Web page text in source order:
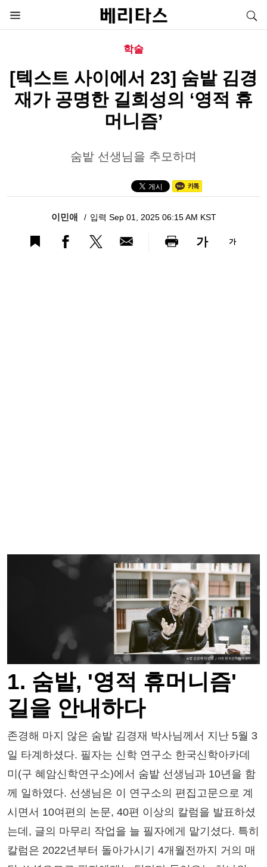
학술
[텍스트 사이에서 23] 숨밭 김경
재가 공명한 길희성의 ‘영적 휴
머니즘’
숨밭 선생님을 추모하며
이민애 입력 Sep 01, 2025 06:15 AM KST
가 가
1. 숨밭, '영적 휴머니즘'
길을 안내하다
존경해 마지 않은 숨밭 김경재 박사님께서 지난 5월 3
일 타계하셨다. 필자는 신학 연구소 한국신학아카데
미(구 혜암신학연구소)에서 숨밭 선생님과 10년을 함
께 일하였다. 선생님은 이 연구소의 편집고문으로 계
시면서 10여편의 논문, 40편 이상의 칼럼을 발표하셨
는데, 글의 마무리 작업을 늘 필자에게 맡기셨다. 특히
칼럼은 2022년부터 돌아가시기 4개월전까지 거의 매